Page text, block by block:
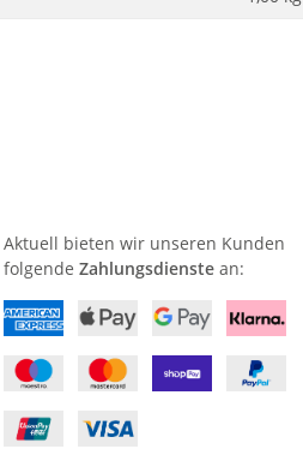
Aktuell bieten wir unseren Kunden
folgende Zahlungsdienste an: